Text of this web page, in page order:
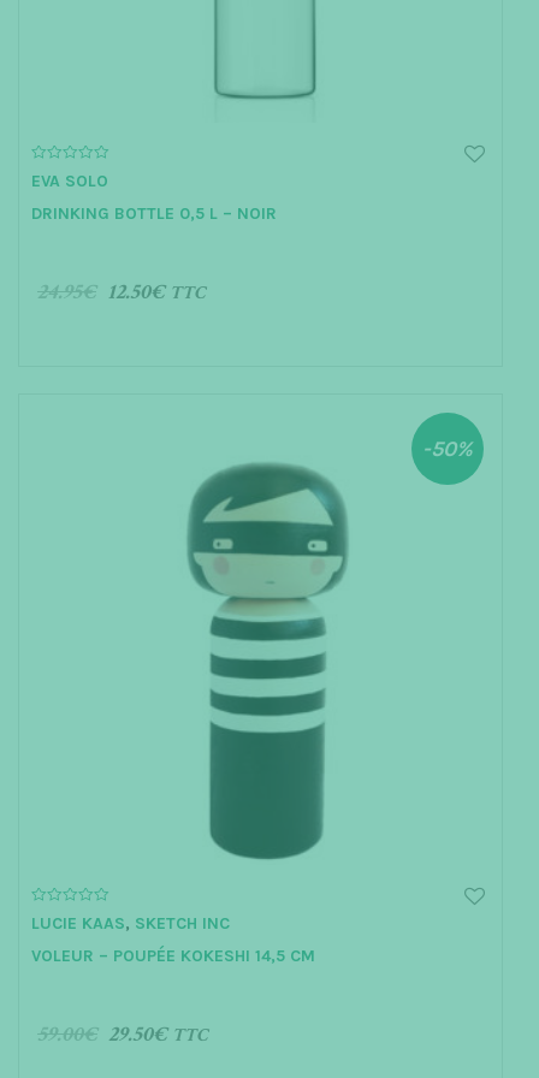
0
o
t
EVA SOLO
DRINKING BOTTLE 0,5 L – NOIR
24.95€ 12.50€ TTC
-50%
0
o
t
LUCIE KAAS, SKETCH INC
VOLEUR – POUPÉE KOKESHI 14,5 CM
59.00€ 29.50€ TTC